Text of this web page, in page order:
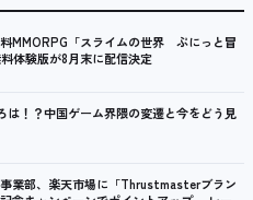
MMORPG「スライムの世界 ぷにっと冒
体験版が8月末に配信決定
！？中国ゲーム界隈の変遷と今をどう見
業部、楽天市場に「Thrustmasterブラン